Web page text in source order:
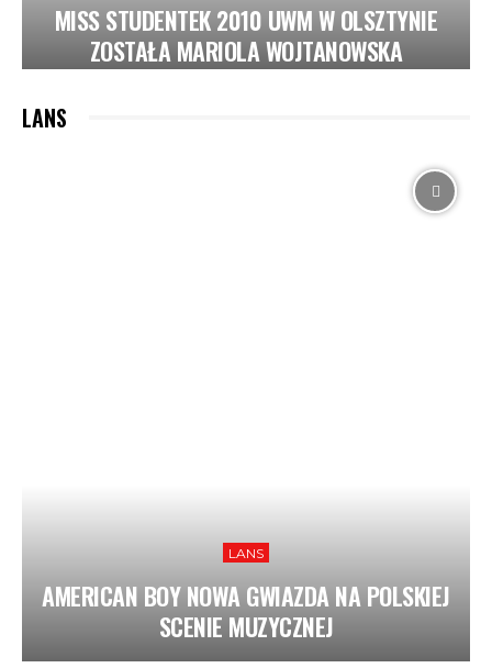
MISS STUDENTEK 2010 UWM W OLSZTYNIE
ZOSTAŁA MARIOLA WOJTANOWSKA
LANS
LANS
AMERICAN BOY NOWA GWIAZDA NA POLSKIEJ
SCENIE MUZYCZNEJ